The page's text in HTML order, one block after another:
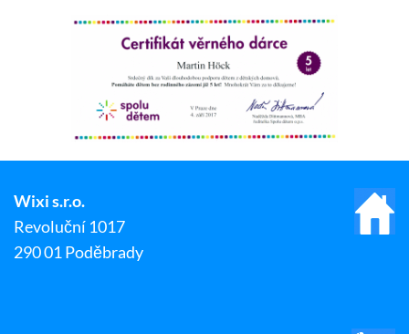
Wixi s.r.o.
Revoluční 1017
290 01 Poděbrady